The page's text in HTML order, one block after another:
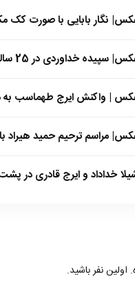
نگار بابایی با صورت کک
سپیده خداوردی در 25 سالگی در اولین فیلمش در کنار شهاب حسینی
| واکنش ایرج طهماسب به
مراسم ترحیم حمید هیراد
خداداد و ایرج قادری در پشت
نفر باشید.